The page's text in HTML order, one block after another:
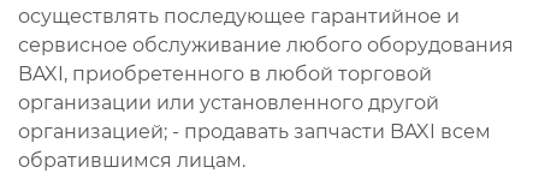
осуществлять последующее гарантийное и
сервисное обслуживание любого оборудования
BAXI, приобретенного в любой торговой
организации или установленного другой
организацией; - продавать запчасти BAXI всем
обратившимся лицам.